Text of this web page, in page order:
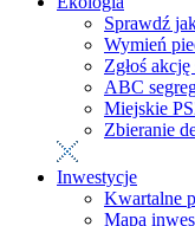
Sprawdź
Wymień
Zgłoś
ABC
Miejskie
Zbieranie
Inwestycje
Kwartalne
Mapa